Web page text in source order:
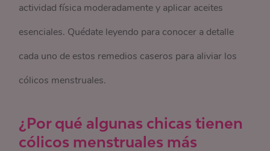
actividad física moderadamente y aplicar aceites
esenciales. Quédate leyendo para conocer a detalle
cada uno de estos remedios caseros para aliviar los
cólicos menstruales.
¿Por qué algunas chicas tienen
cólicos menstruales más